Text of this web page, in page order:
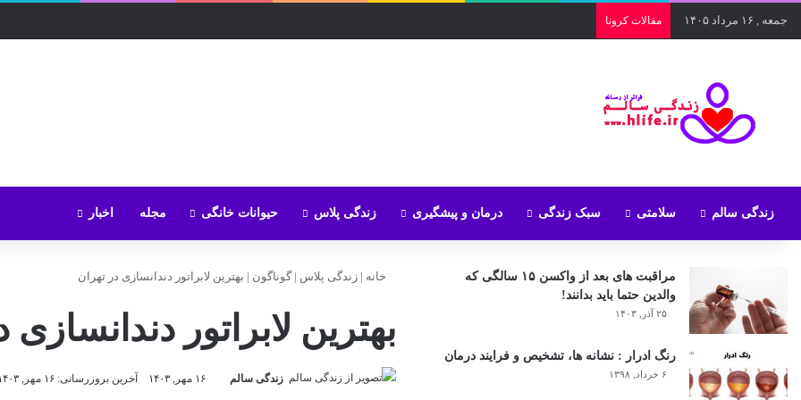
جمعه , ۱۶ مرداد ۱۴۰۵ مقالات کرونا
زندگی سالم سلامتی سبک زندگی درمان و پیشگیری زندگی پلاس حیوانات خانگی مجله اخبار
خانه | زندگی پلاس | گوناگون | بهترین لابراتور دندانسازی در تهران
بهترین لابراتور دندانسازی
زندگی سالم ۱۶ مهر, ۱۴۰۳ آخرین بروزرسانی: ۱۶ مهر, ۱۴۰۳
مراقبت های بعد از واکسن ۱۵ سالگی که
والدین حتما باید بدانند!
۲۵ آذر, ۱۴۰۳
رنگ ادرار : نشانه ها، تشخیص و فرایند درمان
۶ خرداد, ۱۳۹۸